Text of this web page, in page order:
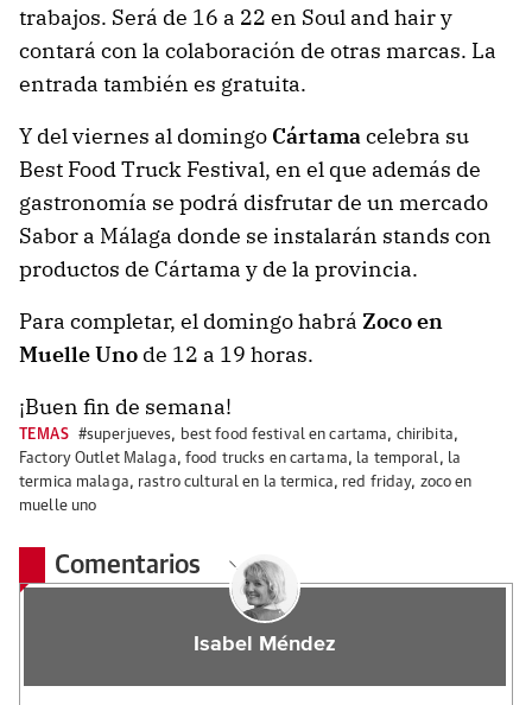
trabajos. Será de 16 a 22 en Soul and hair y
contará con la colaboración de otras marcas. La
entrada también es gratuita.
Y del viernes al domingo Cártamacelebra su
Best Food Truck Festival, en el que además de
gastronomía se podrá disfrutar de un mercado
Sabor a Málaga donde se instalarán stands con
productos de Cártama y de la provincia.
Para completar, el domingo habrá Zoco en
Muelle Uno de 12 a 19 horas.
¡Buen fin de semana!
TEMAS #superjueves, best food festival en cartama, chiribita,
Factory Outlet Malaga, food trucks en cartama, la temporal, la
termica malaga, rastro cultural en la termica, red friday, zoco en
muelle uno
Comentarios
Isabel Méndez